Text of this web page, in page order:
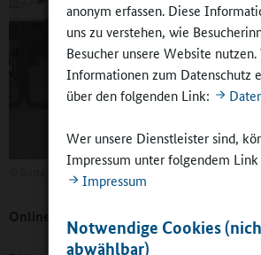
anonym erfassen. Diese
uns zu verstehen, wie
Besucher unsere Website
Informationen zum Datenschutz
über den folgenden Link:
Wer unsere Dienstleister sind,
Impressum unter folgendem Link
Impressum
Notwendige Cookies
abwählbar)
Britta Hüning
Online-Redaktion: Wie groß ist Ihre